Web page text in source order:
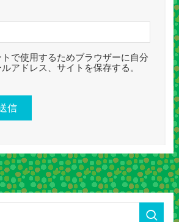
で使用するためブラウザーに自分
アドレス、サイトを保存する。